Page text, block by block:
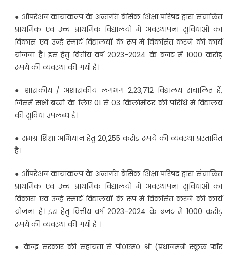
● ऑपरेशन कायाकल्प के अन्तर्गत बेसिक शिक्षा परिषद द्वारा संचालित
प्राथमिक एवं उच्च प्राथमिक विद्यालयों में अवस्थापना सुविधाओं का
विकास एवं उन्हें स्मार्ट विद्यालयों के रूप में विकसित करने की कार्य
योजना है। इस हेतु वित्तीय वर्ष 2023-2024 के बजट में 1000 करोड़
रूपये की व्यवस्था की गयी है।
● शासकीय / अशासकीय लगभग 2,23,712 विद्यालय संचालित हैं,
जिसमें सभी बच्चों के लिए 01 से 03 किलोमीटर की परिधि में विद्यालय
की सुविधा उपलब्ध है।
● समग्र शिक्षा अभियान हेतु 20,255 करोड़ रूपये की व्यवस्था प्रस्तावित
है।
● ऑपरेशन कायाकल्प के अन्तर्गत बेसिक शिक्षा परिषद द्वारा संचालित
प्राथमिक एवं उच्च प्राथमिक विद्यालयों में अवस्थापना सुविधाओं का
विकारा एवं उन्हें स्मार्ट विद्यालयों के रूप में विकसित करने की कार्य
योजना है। इस हेतु वित्तीय वर्ष 2023-2024 के बजट में 1000 करोड़
रूपये की व्यवस्था की गयी है ।
● केन्द्र सरकार की सहायता से पी०एम० श्री (प्रधानमंत्री स्कूल फॉर